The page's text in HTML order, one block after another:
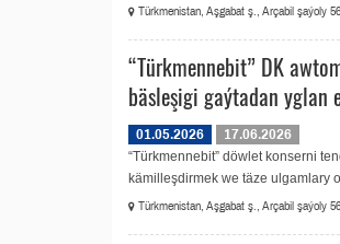
Türkmenistan, Aşgabat ş., Arçabil şaýoly 56
“Türkmennebit” DK
bäsleşigi gaýtadan yglan
01.05.2026
17.06.2026
“Türkmennebit” döwlet konserni
kämilleşdirmek we täze ulgamlary
Türkmenistan, Aşgabat ş., Arçabil şaýoly 56